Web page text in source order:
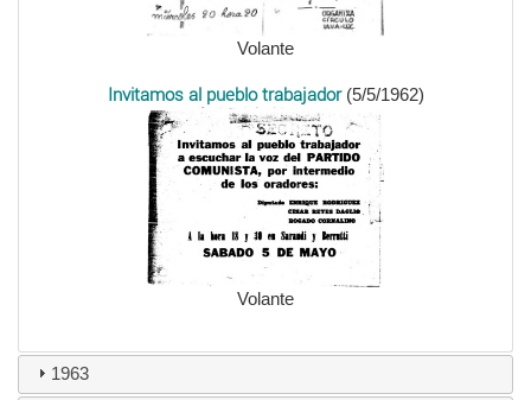
Volante
Invitamos al pueblo trabajador(5/5/1962)
Volante
1963